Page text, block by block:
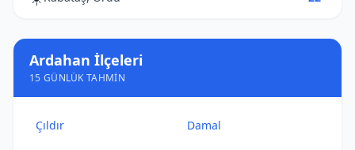
Ardahan İlçeleri
15 GÜNLÜK TAHMIN
Çıldır Damal